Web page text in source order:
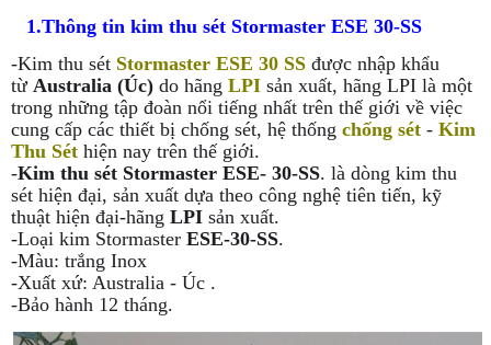
1.Thông tin kim thu sét Stormaster ESE 30-SS
-Kim thu sét Stormaster ESE 30 SS được nhập khẩu
từ Australia (Úc) do hãng LPI sản xuất, hãng LPI là một
trong những tập đoàn nổi tiếng nhất trên thế giới về việc
cung cấp các thiết bị chống sét, hệ thống chống sét - Kim
Thu Sét hiện nay trên thế giới.
-Kim thu sét Stormaster ESE- 30-SS. là dòng kim thu
sét hiện đại, sản xuất dựa theo công nghệ tiên tiến, kỹ
thuật hiện đại-hãng LPI sản xuất.
-Loại kim Stormaster ESE-30-SS.
-Màu: trắng Inox
-Xuất xứ: Australia - Úc .
-Bảo hành 12 tháng.